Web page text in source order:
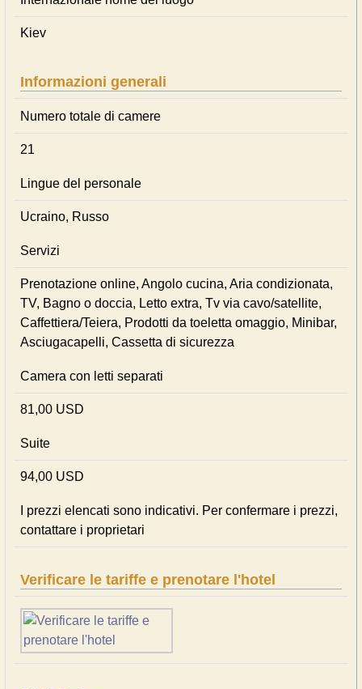
Kiev
Informazioni generali
Numero totale di camere
21
Lingue del personale
Ucraino, Russo
Servizi
Prenotazione online, Angolo cucina, Aria condizionata,
TV, Bagno o doccia, Letto extra, Tv via cavo/satellite,
Caffettiera/Teiera, Prodotti da toeletta omaggio, Minibar,
Asciugacapelli, Cassetta di sicurezza
Camera con letti separati
81,00 USD
Suite
94,00 USD
I prezzi elencati sono indicativi. Per confermare i prezzi,
contattare i proprietari
Verificare le tariffe e prenotare l'hotel